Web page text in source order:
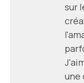
sur
une